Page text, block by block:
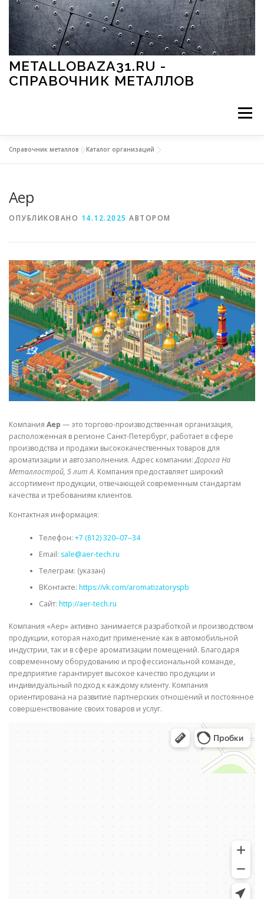
Перейти к содержимому
METALLOBAZA31.RU -
СПРАВОЧНИК МЕТАЛЛОВ
Меню
МЕТАЛЛЫ И ОКРУЖАЮЩАЯ СРЕДА
СВОЙСТВА МЕТАЛЛОВ СОРТА МЕТАЛЛОВ
СТАТЬИ
Справочник металлов »Каталог организаций
Аер
ОПУБЛИКОВАНО 14.12.2025 АВТОРОМ
Компания Аер — это торгово-производственная организация,
расположенная в регионе Санкт-Петербург, работает в сфере
производства и продажи высококачественных товаров для
ароматизации и автозаполнения. Адрес компании:Дорога На
Металлострой, 5 лит А. Компания предоставляет широкий
ассортимент продукции, отвечающей современным стандартам
качества и требованиям клиентов.
Контактная информация:
Телефон: +7 (812) 320‒07‒34
Email: sale@aer-tech.ru
Телеграм: (указан)
ВКонтакте: https://vk.com/aromatizatoryspb
Сайт: http://aer-tech.ru
Компания «Аер» активно занимается разработкой и производством
продукции, которая находит применение как в автомобильной
индустрии, так и в сфере ароматизации помещений. Благодаря
современному оборудованию и профессиональной команде,
предприятие гарантирует высокое качество продукции и
индивидуальный подход к каждому клиенту. Компания
ориентирована на развитие партнерских отношений и постоянное
совершенствование своих товаров и услуг.